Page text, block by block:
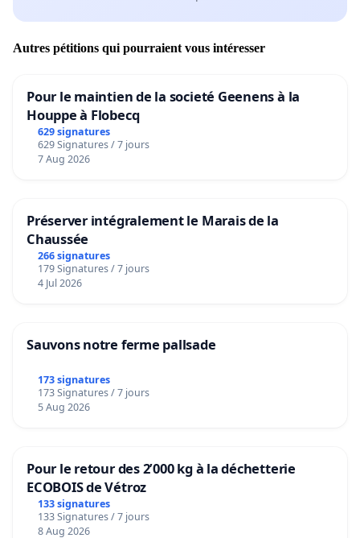
Autres pétitions qui pourraient vous intéresser
Pour le maintien de la societé Geenens à la
Houppe à Flobecq
629 signatures
629 Signatures / 7 jours
7 Aug 2026
Préserver intégralement le Marais de la
Chaussée
266 signatures
179 Signatures / 7 jours
4 Jul 2026
Sauvons notre ferme pallsade
173 signatures
173 Signatures / 7 jours
5 Aug 2026
Pour le retour des 2’000 kg à la déchetterie
ECOBOIS de Vétroz
133 signatures
133 Signatures / 7 jours
8 Aug 2026